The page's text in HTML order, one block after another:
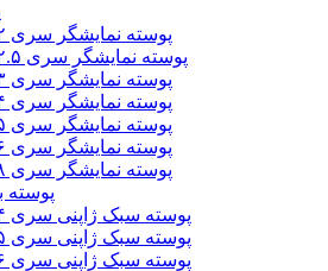
پوسته نمایشگر سری ۲ اینچی
پوسته نمایشگر سری ۲.۵ اینچی
پوسته نمایشگر سری ۳ اینچی
پوسته نمایشگر سری ۴ اینچی
پوسته نمایشگر سری ۵ اینچی
پوسته نمایشگر سری ۶ اینچی
پوسته نمایشگر سری ۸ اینچی
پوسته
پوسته سبک ژاپنی سری ۴ اینچی
پوسته سبک ژاپنی سری ۵ اینچی
پوسته سبک ژاپنی سری ۶ اینچی